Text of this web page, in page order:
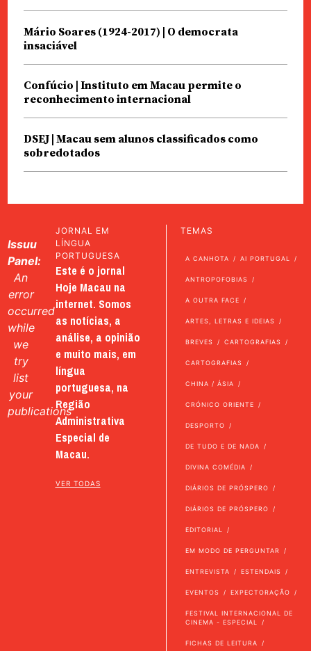
Mário Soares (1924-2017) | O democrata
insaciável
Confúcio | Instituto em Macau permite o
reconhecimento internacional
DSEJ | Macau sem alunos classificados como
sobredotados
Issuu
Panel:
An
error
occurred
while
we
try
list
your
publications
JORNAL EM
LÍNGUA
PORTUGUESA
Este é o jornal
Hoje Macau na
internet. Somos
as notícias, a
análise, a opinião
e muito mais, em
língua
portuguesa, na
Região
Administrativa
Especial de
Macau.
VER TODAS
TEMAS
A CANHOTA AI PORTUGAL
ANTROPOFOBIAS
A OUTRA FACE
ARTES, LETRAS E IDEIAS
BREVES CARTOGRAFIAS
CARTOGRAFIAS
CHINA / ÁSIA
CRÓNICO ORIENTE
DESPORTO
DE TUDO E DE NADA
DIVINA COMÉDIA
DIÁRIOS DE PRÓSPERO
DIÁRIOS DE PRÓSPERO
EDITORIAL
EM MODO DE PERGUNTAR
ENTREVISTA ESTENDAIS
EVENTOS EXPECTORAÇÃO
FESTIVAL INTERNACIONAL DE
CINEMA - ESPECIAL
FICHAS DE LEITURA